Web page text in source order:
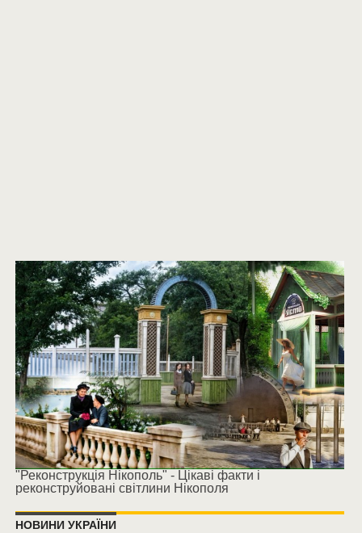
"Реконструкція Нікополь" - Цікаві факти і
реконструйовані світлини Нікополя
НОВИНИ УКРАЇНИ